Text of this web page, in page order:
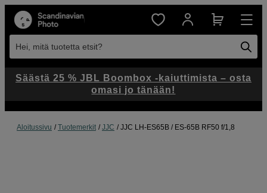
Hei, mitä tuotetta etsit?
Aloitussivu Tuotemerkit JJC JJC LH-ES65B / ES-65B RF50 f/1,8
Säästä 25 % JBL Boombox -kaiuttimista – osta
omasi jo tänään!